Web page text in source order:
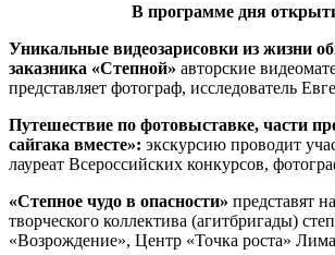
В программе дня
Уникальные видеозарисовки из жизни
заказника «Степной» авторские
представляет фотограф, исследователь
Путешествие по фотовыставке, части
сайгака вместе»: экскурсию проводит
лауреат Всероссийских конкурсов,
«Степное чудо в опасности» представят
творческого коллектива (агитбригады)
«Возрождение», Центр «Точка роста»